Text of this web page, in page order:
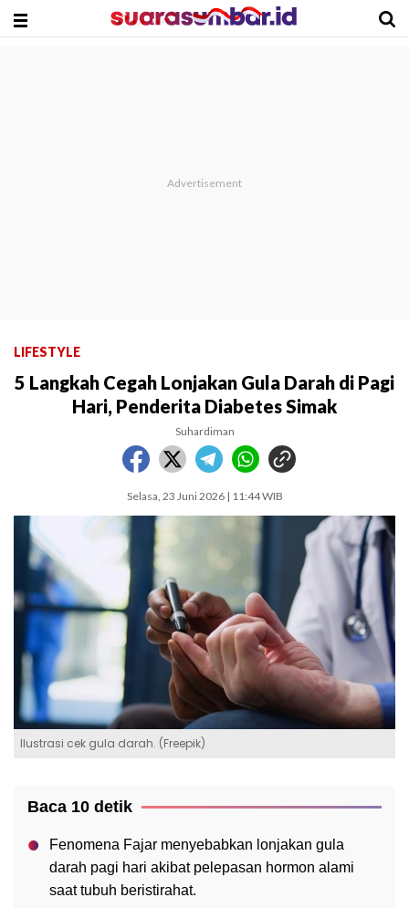
LIFESTYLE
5 Langkah Cegah Lonjakan Gula Darah di Pagi
Hari, Penderita Diabetes Simak
Suhardiman
Selasa, 23 Juni 2026 | 11:44 WIB
Ilustrasi cek gula darah. (Freepik)
Baca 10 detik
Fenomena Fajar menyebabkan lonjakan gula
darah pagi hari akibat pelepasan hormon alami
saat tubuh beristirahat.